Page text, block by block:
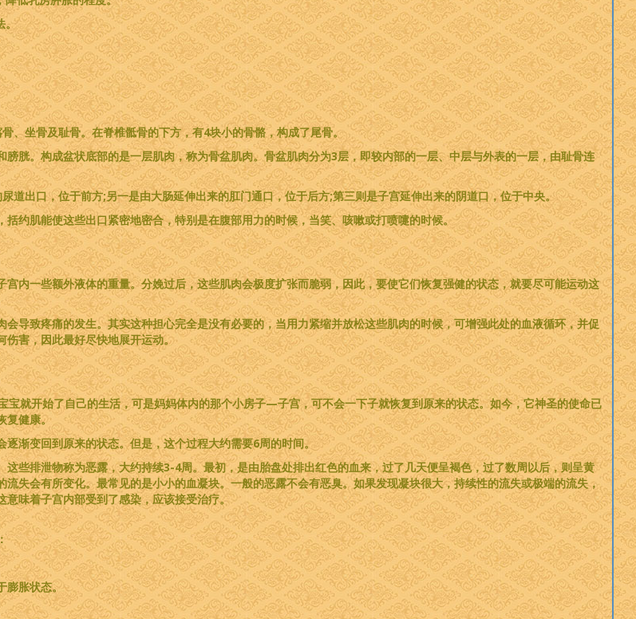
。
、坐骨及耻骨。在脊椎骶骨的下方，有4块小的骨骼，构成了尾骨。
胱。构成盆状底部的是一层肌肉，称为骨盆肌肉。骨盆肌肉分为3层，即较内部的一层、中层与外表的一层，由耻骨连
道出口，位于前方;另一是由大肠延伸出来的肛门通口，位于后方;第三则是子宫延伸出来的阴道口，位于中央。
约肌能使这些出口紧密地密合，特别是在腹部用力的时候，当笑、咳嗽或打喷嚏的时候。
内一些额外液体的重量。分娩过后，这些肌肉会极度扩张而脆弱，因此，要使它们恢复强健的状态，就要尽可能运动这
导致疼痛的发生。其实这种担心完全是没有必要的，当用力紧缩并放松这些肌肉的时候，可增强此处的血液循环，并促
伤害，因此最好尽快地展开运动。
宝就开始了自己的生活，可是妈妈体内的那个小房子—子宫，可不会一下子就恢复到原来的状态。如今，它神圣的使命已
复健康。
渐变回到原来的状态。但是，这个过程大约需要6周的时间。
些排泄物称为恶露，大约持续3-4周。最初，是由胎盘处排出红色的血来，过了几天便呈褐色，过了数周以后，则呈黄
失会有所变化。最常见的是小小的血凝块。一般的恶露不会有恶臭。如果发现凝块很大，持续性的流失或极端的流失，
味着子宫内部受到了感染，应该接受治疗。
膨胀状态。